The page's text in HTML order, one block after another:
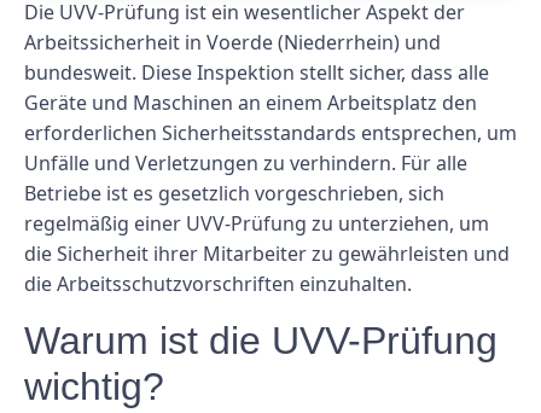
Die UVV-Prüfung ist ein wesentlicher Aspekt der
Arbeitssicherheit in Voerde (Niederrhein) und
bundesweit. Diese Inspektion stellt sicher, dass alle
Geräte und Maschinen an einem Arbeitsplatz den
erforderlichen Sicherheitsstandards entsprechen, um
Unfälle und Verletzungen zu verhindern. Für alle
Betriebe ist es gesetzlich vorgeschrieben, sich
regelmäßig einer UVV-Prüfung zu unterziehen, um
die Sicherheit ihrer Mitarbeiter zu gewährleisten und
die Arbeitsschutzvorschriften einzuhalten.
Warum ist die UVV-Prüfung
wichtig?